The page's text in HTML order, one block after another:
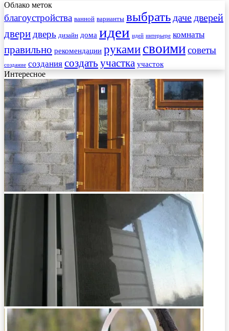
Облако меток
благоустройства ванной варианты выбрать даче дверей
двери дверь дизайн дома идеи идей интерьере комнаты
правильно рекомендации руками своимисоветы
создание создания создать участка участок
Интересное